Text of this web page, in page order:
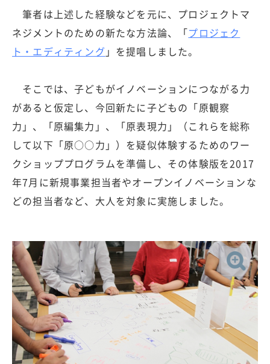
筆者は上述した経験などを元に、プロジェクトマ
ネジメントのための新たな方法論、「プロジェク
ト・エディティング 」を提唱しました。
そこでは、子どもがイノベーションにつながる力
があると仮定し、今回新たに子どもの「原観察
力」、「原編集力」、「原表現力」（これらを総称
して以下「原○○力」）を疑似体験するためのワー
クショッププログラムを準備し、その体験版を2017
年7月に新規事業担当者やオープンイノベーションな
どの担当者など、大人を対象に実施しました。